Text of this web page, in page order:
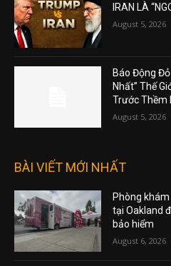
IRAN LÀ
August 5, 2026
Báo Động
Nhất” Thế
Trước Thềm
August 5, 2026
BÀI VIẾT MỚI NHẤT
Phòng
tại Oakland
bảo hiểm
August 6, 2026